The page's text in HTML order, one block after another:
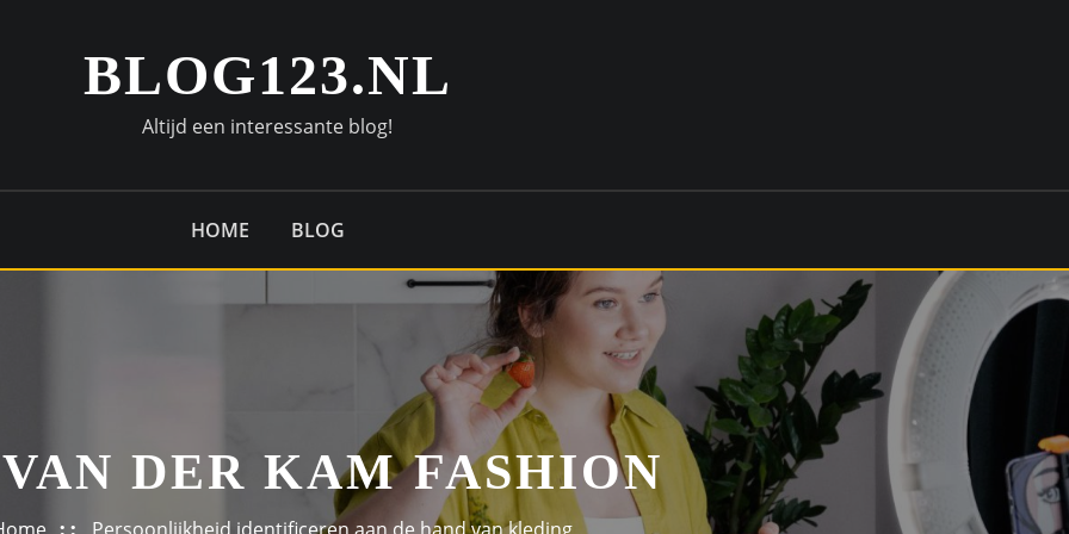
BLOG123.NL
Altijd een interessante blog!
HOME BLOG
DER KAM FASHION